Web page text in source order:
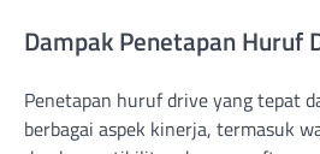
Dampak Penetapan Huruf
Penetapan huruf drive yang tepat
berbagai aspek kinerja, termasuk